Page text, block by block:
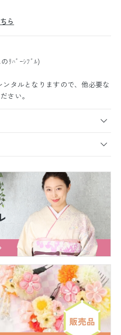
ら
ﾘﾊﾞｰｼﾌﾞﾙ)
ンタルとなりますので、他必要な
さい。